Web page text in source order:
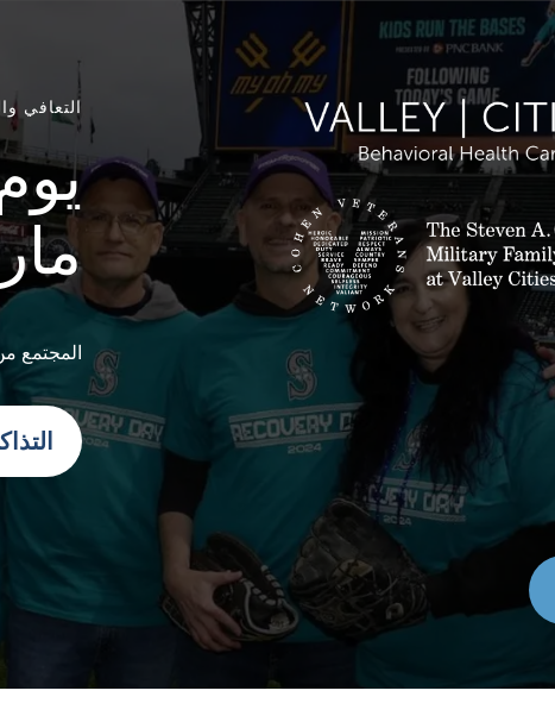
التعافي
المجتمع